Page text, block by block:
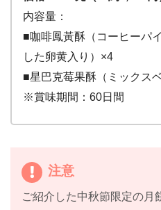
内容量：
■咖啡鳳黃酥（コーヒーパ
した卵黄入り）×4
■星巴克莓果酥（ミックス
※賞味期間：60日間
注意
ご紹介した中秋節限定の月